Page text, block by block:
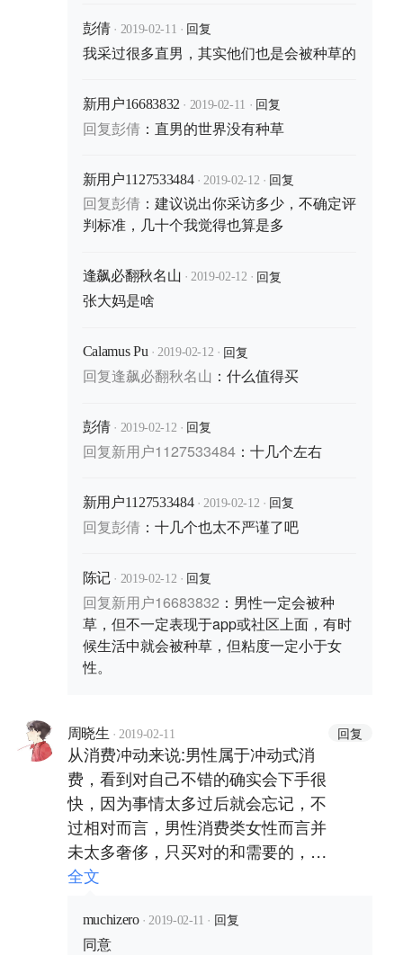
彭倩 · 2019-02-11 · 回复
我采过很多直男，其实他们也是会被种草的
新用户16683832 · 2019-02-11 · 回复
回复彭倩： 直男的世界没有种草
新用户1127533484 · 2019-02-12 · 回复
回复彭倩： 建议说出你采访多少，不确定评
判标准，几十个我觉得也算是多
逢飙必翻秋名山 · 2019-02-12 · 回复
张大妈是啥
Calamus Pu · 2019-02-12 · 回复
回复逢飙必翻秋名山 ： 什么值得买
彭倩 · 2019-02-12 · 回复
回复新用户1127533484： 十几个左右
新用户1127533484 · 2019-02-12 · 回复
回复彭倩： 十几个也太不严谨了吧
陈记 · 2019-02-12 · 回复
回复新用户16683832 ： 男性一定会被种
草，但不一定表现于app或社区上面，有时
候生活中就会被种草，但粘度一定小于女
性。
周晓生 · 2019-02-11 回复
从消费冲动来说:男性属于冲动式消
费，看到对自己不错的确实会下手很
快，因为事情太多过后就会忘记，不
过相对而言，男性消费类女性而言并
未太多奢侈，只买对的和需要的，不
会过多购买。 从经济情况来说:因为
来作为额外支出消费。
全文
muchizero · 2019-02-11 · 回复
同意